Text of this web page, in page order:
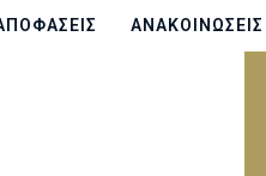
ΑΝΑΚΟΙΝΏΣΕΙΣ